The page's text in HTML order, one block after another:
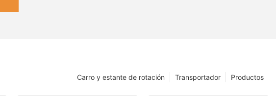
Productos
Transportador
Carro y estante de rotación